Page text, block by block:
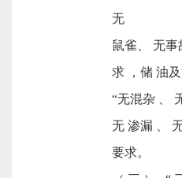
无
鼠雀、 无事
求 ，储 油
“无混杂 、
无 渗漏 、
要求。